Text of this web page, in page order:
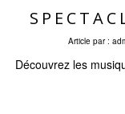
Article par :
Découvrez les